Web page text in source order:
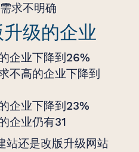
求不明确
级的企业
企业下降到26%
不高的企业下降到
企业下降到23%
企业仍有31
站还是改版升级网站